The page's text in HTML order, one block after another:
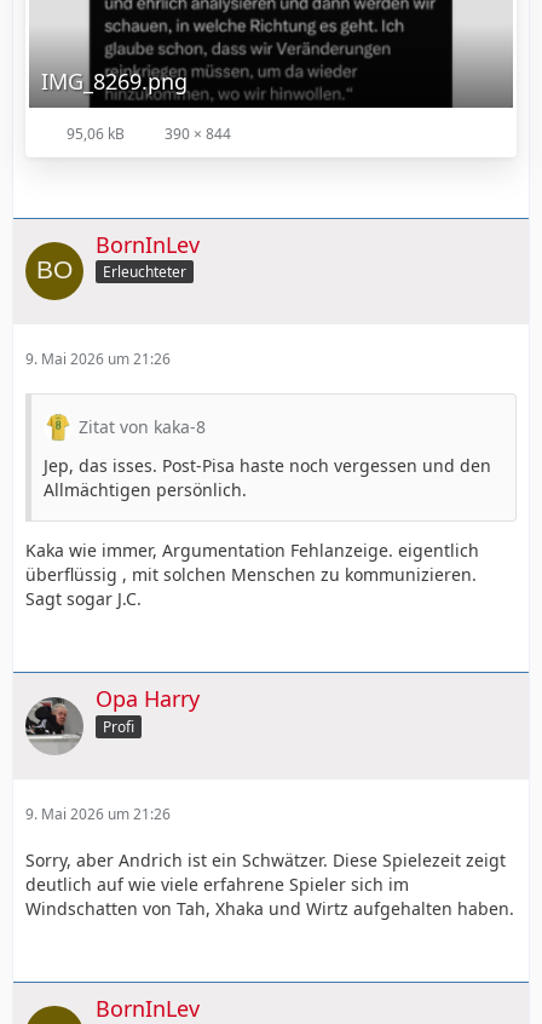
IMG_8269.png
95,06 kB 390 × 844
BornInLev
Erleuchteter
9. Mai 2026 um 21:26
Zitat von kaka-8
Jep, das isses. Post-Pisa haste noch vergessen und den
Allmächtigen persönlich.
Kaka wie immer, Argumentation Fehlanzeige. eigentlich
überflüssig , mit solchen Menschen zu kommunizieren.
Sagt sogar J.C.
Opa Harry
Profi
9. Mai 2026 um 21:26
Sorry, aber Andrich ist ein Schwätzer. Diese Spielezeit zeigt
deutlich auf wie viele erfahrene Spieler sich im
Windschatten von Tah, Xhaka und Wirtz aufgehalten haben.
BornInLev